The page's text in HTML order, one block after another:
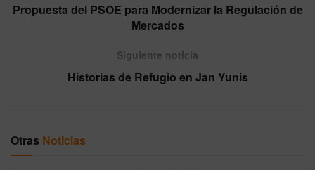
Propuesta del PSOE para Modernizar la Regulación de
Mercados
Siguiente noticia
Historias de Refugio en Jan Yunis
Otras Noticias